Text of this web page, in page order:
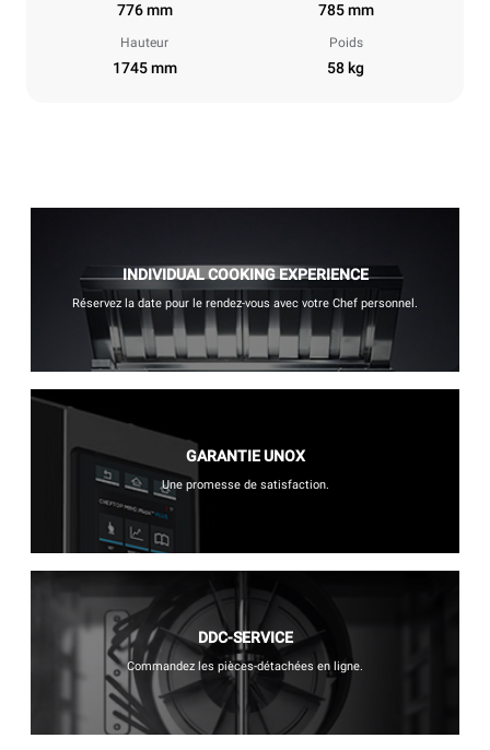
776 mm 785 mm
Hauteur
1745 mm
Poids
58 kg
INDIVIDUAL COOKING EXPERIENCE
Réservez la date pour le rendez-vous avec votre Chef personnel.
GARANTIE UNOX
Une promesse de satisfaction.
DDC-SERVICE
Commandez les pièces-détachées en ligne.